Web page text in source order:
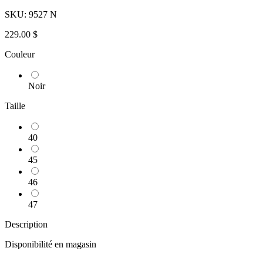
SKU: 9527 N
229.00 $
Couleur
Noir
Taille
40
45
46
47
Description
Disponibilité en magasin